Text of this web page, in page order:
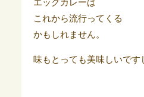
エッグカレーは
これから流行ってくる
かもしれません。
味もとっても美味しいです